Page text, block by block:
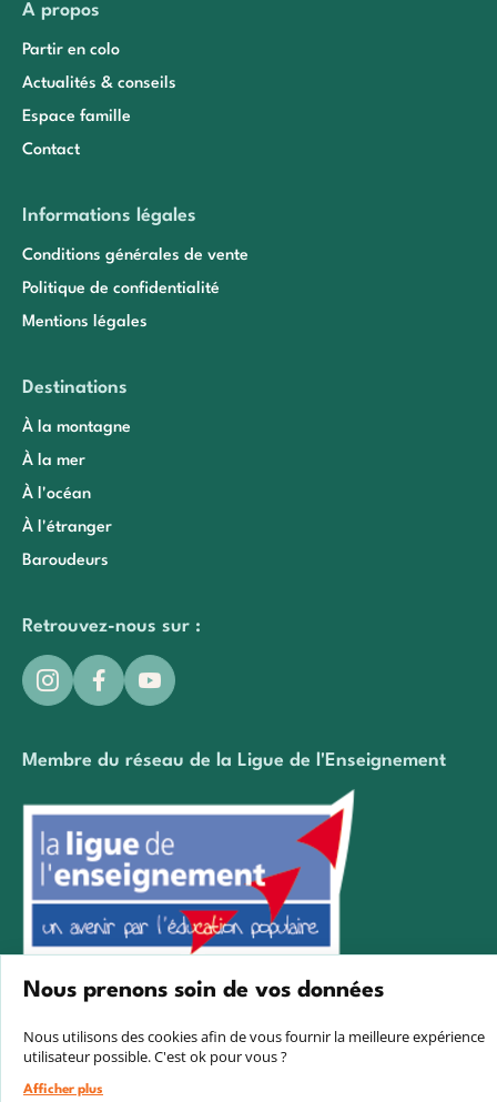
A propos
Partir en colo
Actualités & conseils
Espace famille
Contact
Informations légales
Conditions générales de vente
Politique de confidentialité
Mentions légales
Destinations
À la montagne
À la mer
À l'océan
À l'étranger
Baroudeurs
Retrouvez-nous sur :
Membre du réseau de la Ligue de l'Enseignement
Créé avec passion par Pure illusion
Nous prenons soin de vos données
Nous utilisons des cookies afin de vous fournir la meilleure expérience
utilisateur possible. C'est ok pour vous ?
Afficher plus